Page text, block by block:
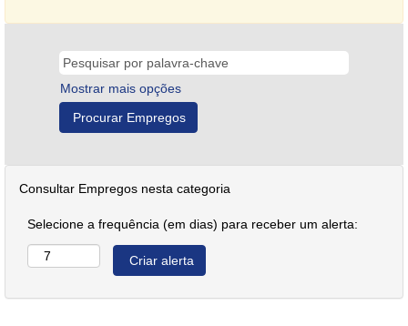
Mostrar mais opções
Consultar Empregos nesta categoria
Selecione a frequência (em dias) para receber um alerta: